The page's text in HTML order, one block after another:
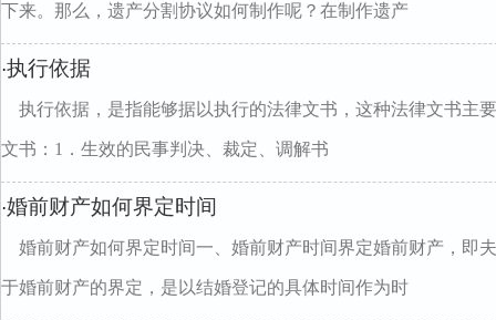
下来。那么，遗产分割协议如何制作呢？在制作遗产
·执行依据
执行依据，是指能够据以执行的法律文书，这种法律文书主
文书：1．生效的民事判决、裁定、调解书
·婚前财产如何界定时间
婚前财产如何界定时间一、婚前财产时间界定婚前财产，即
于婚前财产的界定，是以结婚登记的具体时间作为时